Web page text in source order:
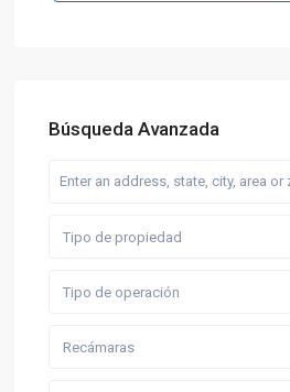
Búsqueda Avanzada
Tipo de propiedad
Tipo de operación
Recámaras